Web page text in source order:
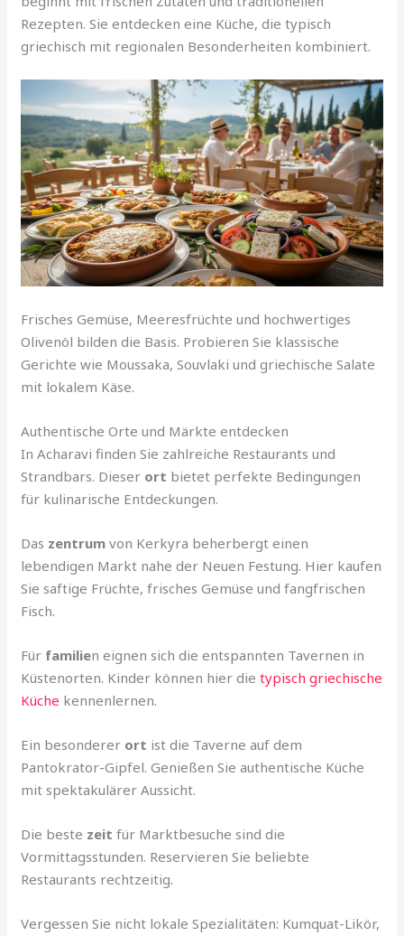
Rezepten. Sie entdecken eine Küche, die typisch
griechisch mit regionalen Besonderheiten kombiniert.
Frisches Gemüse, Meeresfrüchte und hochwertiges
Olivenöl bilden die Basis. Probieren Sie klassische
Gerichte wie Moussaka, Souvlaki und griechische Salate
mit lokalem Käse.
Authentische Orte und Märkte entdecken
In Acharavi finden Sie zahlreiche Restaurants und
Strandbars. Dieser ort bietet perfekte Bedingungen
für kulinarische Entdeckungen.
Das zentrum von Kerkyra beherbergt einen
lebendigen Markt nahe der Neuen Festung. Hier kaufen
Sie saftige Früchte, frisches Gemüse und fangfrischen
Fisch.
Für familien eignen sich die entspannten Tavernen in
Küstenorten. Kinder können hier dietypisch griechische
Küche kennenlernen.
Ein besonderer ort ist die Taverne auf dem
Pantokrator-Gipfel. Genießen Sie authentische Küche
mit spektakulärer Aussicht.
Die beste zeit für Marktbesuche sind die
Vormittagsstunden. Reservieren Sie beliebte
Restaurants rechtzeitig.
Vergessen Sie nicht lokale Spezialitäten: Kumquat-Likör,